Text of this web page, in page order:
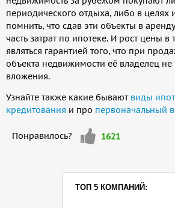
периодического отдыха, либо в целях
помнить, что сдав эти объекты в
часть затрат по ипотеке. И рост цены в
являться гарантией того, что при
объекта недвижимости её владелец не
вложения.
Узнайте также какие бывают виды
кредитования и про первоначальный
Понравилось?
Мне
нравится
1621
ТОП 5 КОМПАНИЙ: